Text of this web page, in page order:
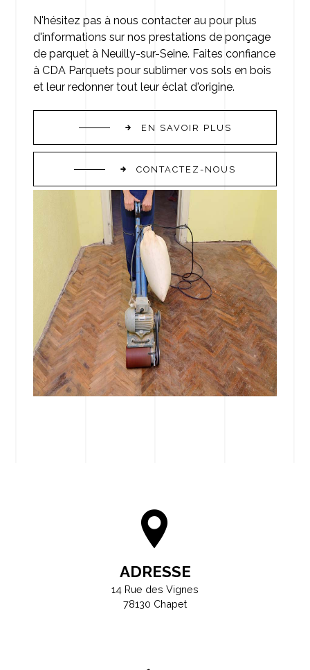
N'hésitez pas à nous contacter au pour plus
d'informations sur nos prestations de ponçage
de parquet à Neuilly-sur-Seine. Faites confiance
à CDA Parquets pour sublimer vos sols en bois
et leur redonner tout leur éclat d'origine.
EN SAVOIR PLUS
CONTACTEZ-NOUS
ADRESSE
14 Rue des Vignes
78130 Chapet